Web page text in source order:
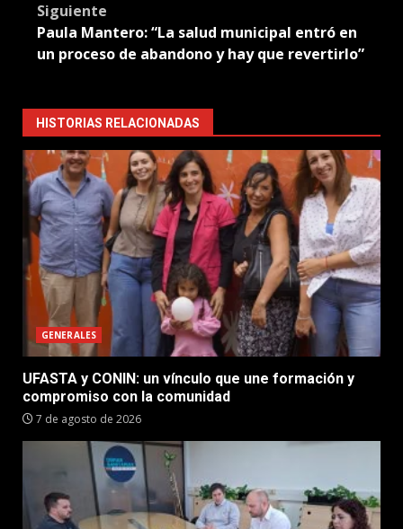
Siguiente
Paula Mantero: “La salud municipal entró en
un proceso de abandono y hay que revertirlo”
HISTORIAS RELACIONADAS
GENERALES
UFASTA y CONIN: un vínculo que une formación y
compromiso con la comunidad
7 de agosto de 2026